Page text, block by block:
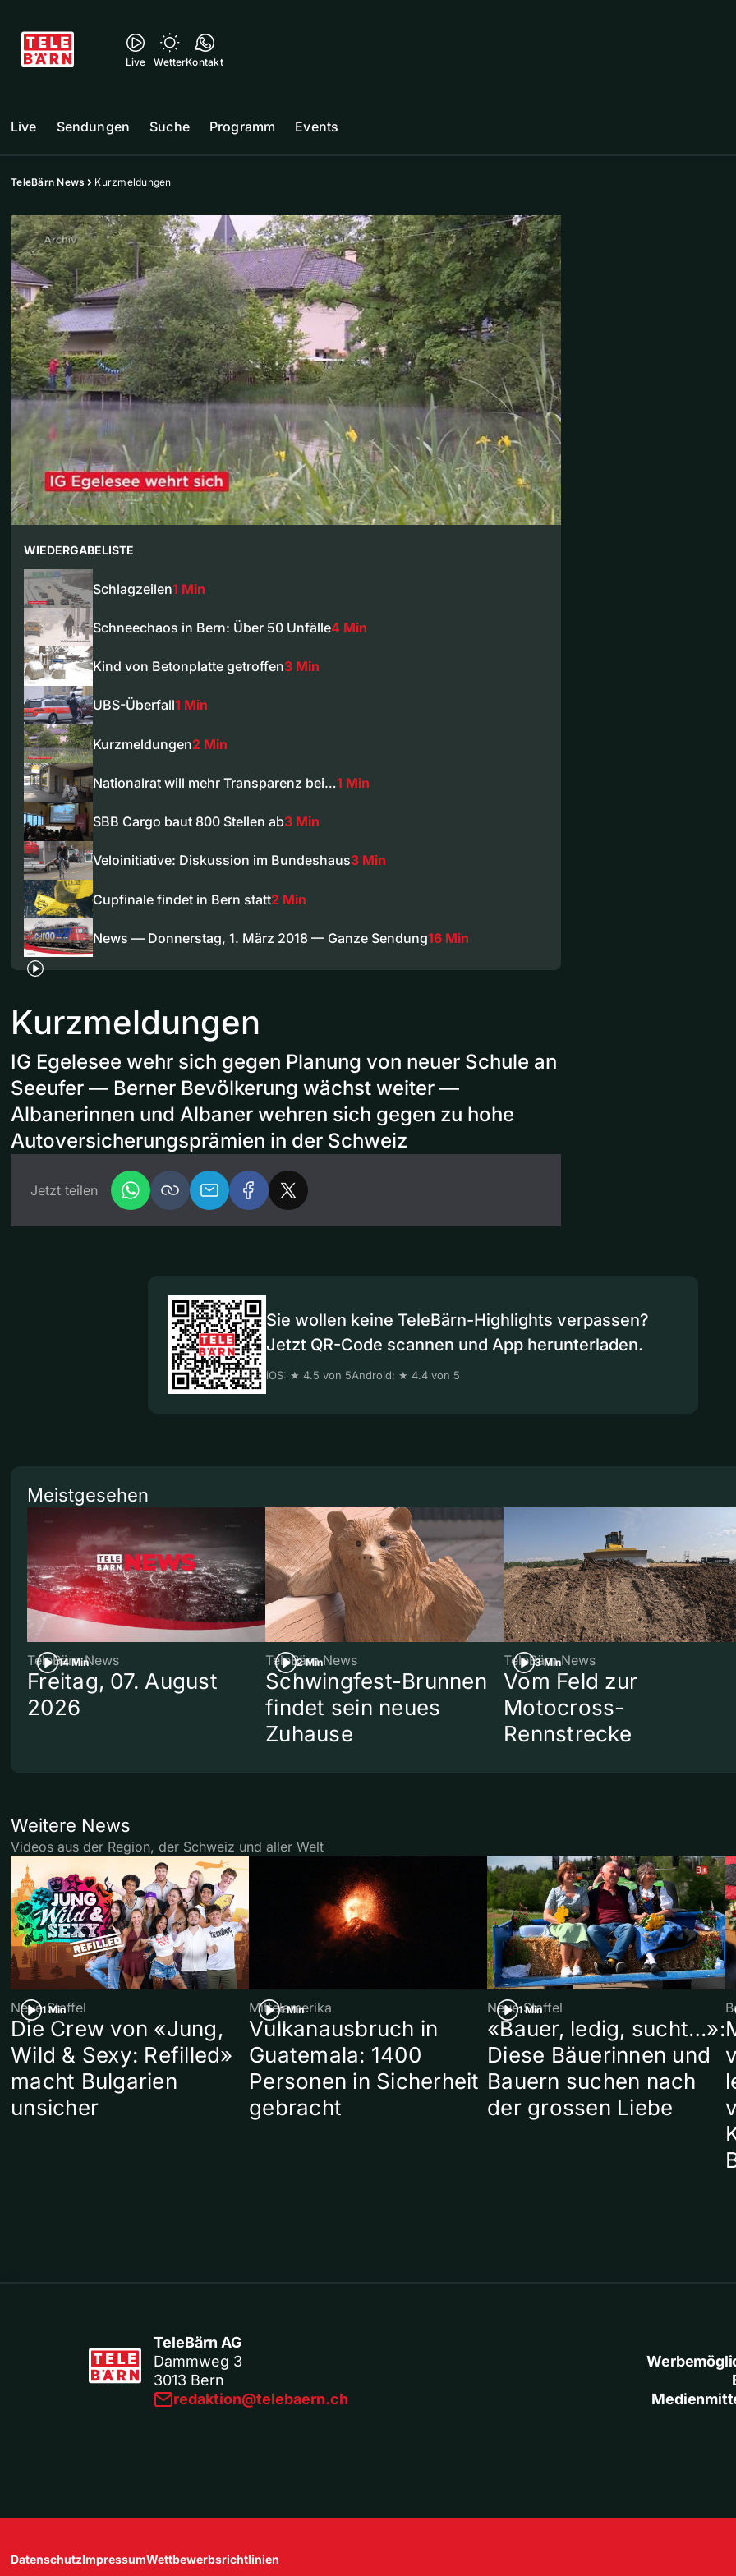
Live WetterKontakt
Live Sendungen Suche Programm Events
TeleBärn News Kurzmeldungen
WIEDERGABELISTE
Schlagzeilen1 Min
Schneechaos in Bern: Über 50 Unfälle4 Min
Kind von Betonplatte getroffen3 Min
UBS-Überfall1 Min
Kurzmeldungen2 Min
Nationalrat will mehr Transparenz bei…1 Min
SBB Cargo baut 800 Stellen ab3 Min
Veloinitiative: Diskussion im Bundeshaus3 Min
Cupfinale findet in Bern statt2 Min
News — Donnerstag, 1. März 2018 — Ganze Sendung16 Min
Kurzmeldungen
IG Egelesee wehr sich gegen Planung von neuer Schule an
Seeufer — Berner Bevölkerung wächst weiter —
Albanerinnen und Albaner wehren sich gegen zu hohe
Autoversicherungsprämien in der Schweiz
Jetzt teilen
Sie wollen keine TeleBärn-Highlights verpassen?
Jetzt QR-Code scannen und App herunterladen.
iOS: ★ 4.5 von 5Android: ★ 4.4 von 5
Meistgesehen
14 Min
TeleBärn News
Freitag, 07. August
2026
2 Min
TeleBärn News
Schwingfest-Brunnen
findet sein neues
Zuhause
3 Min
TeleBärn News
Vom Feld zur
Motocross-
Rennstrecke
Weitere News
Videos aus der Region, der Schweiz und aller Welt
1 Min
Neue Staffel
Die Crew von «Jung,
Wild & Sexy: Refilled»
macht Bulgarien
unsicher
1 Min
Mittelamerika
Vulkanausbruch in
Guatemala: 1400
Personen in Sicherheit
gebracht
1 Min
Neue Staffel
«Bauer, ledig, sucht…»:
Diese Bäuerinnen und
Bauern suchen nach
der grossen Liebe
TeleBärn AG
Dammweg 3
3013 Bern
redaktion@telebaern.ch
DatenschutzImpressumWettbewerbsrichtlinien